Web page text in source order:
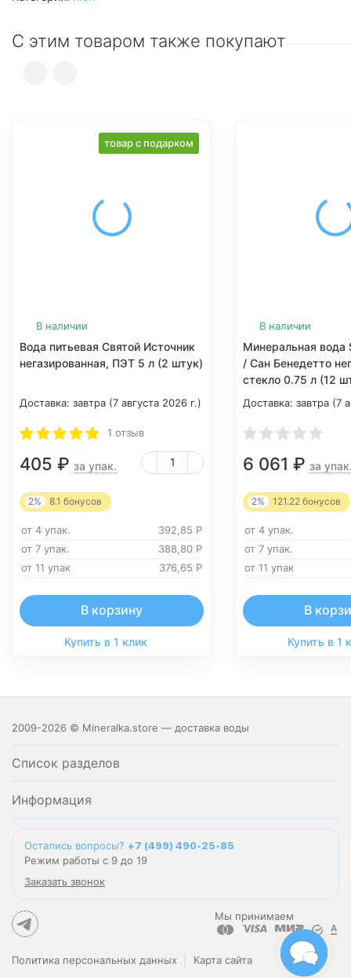
С этим товаром также покупают
товар с подарком
В наличии
Вода питьевая Святой Источник
негазированная, ПЭТ 5 л (2 штук)
Доставка: завтра (7 августа 2026 г.)
1 отзыв
405 ₽ за упак.
2% 8.1 бонусов
от 4 упак. 392,85 Р
от 7 упак.
388,80 Р
от 11 упак
376,65 Р
В корзину
Купить в 1 клик
В наличии
Минеральная вода
/ Сан Бенедетто
стекло 0.75 л (12
Доставка: завтра (7
6 061 ₽ за
2% 121.22 бонусов
от 4 упак.
от 7 упак.
от 11 упак
В
Купить в 1
2009-2026 © Mineralka.store — доставка воды
Список разделов
Информация
Остались вопросы? +7 (499) 490-25-85
Режим работы с 9 до 19
Заказать звонок
Мы принимаем
Политика персональных данных Карта сайта